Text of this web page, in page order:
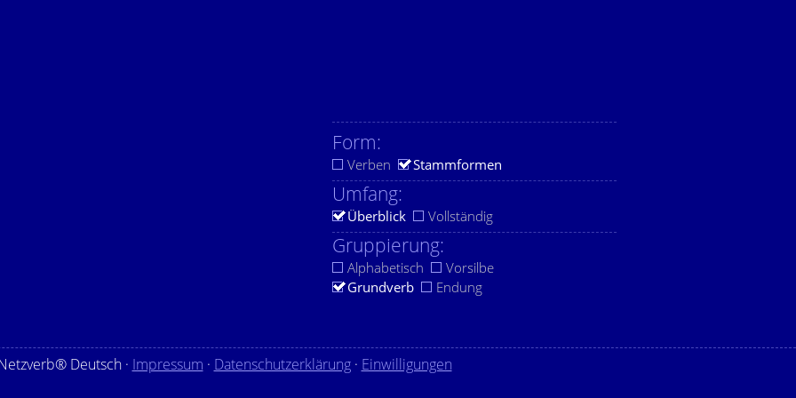
Form:
Verben Stammformen
Umfang:
Überblick Vollständig
Gruppierung:
Alphabetisch
Vorsilbe
Grundverb
Endung
Deutsch · Impressum · Datenschutzerklärung· Einwilligungen